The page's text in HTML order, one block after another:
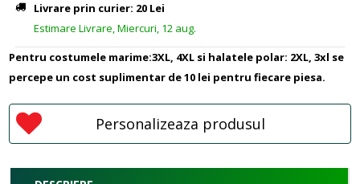
Livrare prin curier: 20 Lei
Estimare Livrare, Miercuri, 12 aug.
Pentru costumele marime:3XL, 4XL si halatele polar: 2XL, 3xl se
percepe un cost suplimentar de 10 lei pentru fiecare piesa.
Personalizeaza produsul